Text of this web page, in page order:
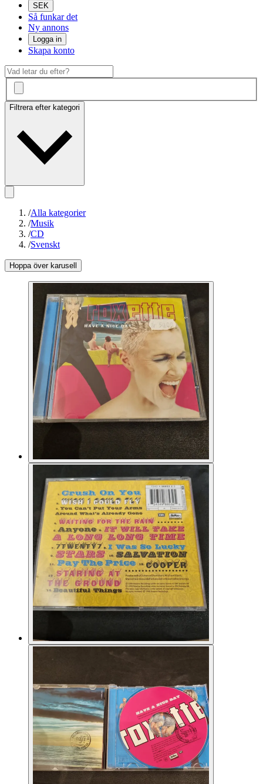
SEK
Så funkar det
Ny annons
Logga in
Skapa konto
Filtrera efter kategori
/Alla kategorier
/Musik
/CD
/Svenskt
Hoppa över karusell